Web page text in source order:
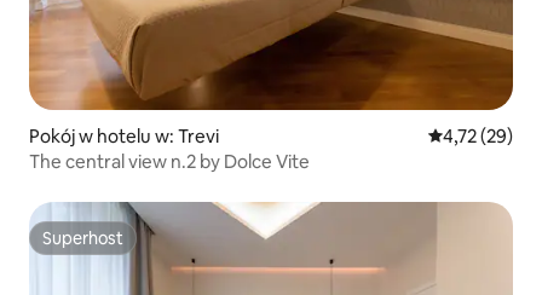
Pokój w hotelu w: Trevi Średnia
4,72 (29)
The central view n.2 by Dolce Vite
Superhost
Superhost